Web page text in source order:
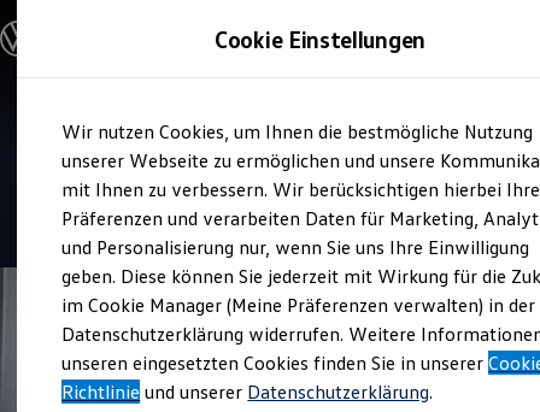
Hauptinhalt
springen
Footer
springen
Modelle & Konfigurator
Nutzfahrzeugkategorien entdecken
Modelle konfigurieren
Vorgängermodelle und Oldtimer
Vorgängermodelle
Oldtimer
Bulli Historie
Branchenlösungen & Gewerbekunden
Umbaulösungen und Hersteller finden
Auf- und Umbauten entdecken & konfigurieren
Groß- und Sonderkunden
Großkunden
Kommunen & Behörden
Journalisten
Sportvereine
Branchenlösungen
Verkauf und Service
Graf Hardenberg
4.6| 34 Bewertungen
Cookie Einstellungen
Wir nutzen Cookies, um Ihnen die bestmögliche Nutzung
unserer Webseite zu ermöglichen und unsere
mit Ihnen zu verbessern. Wir berücksichtigen hierbei Ihre
Präferenzen und verarbeiten Daten für Marketing,
und Personalisierung nur, wenn Sie uns Ihre Einwilligung
geben. Diese können Sie jederzeit mit Wirkung für die
im Cookie Manager (Meine Präferenzen verwalten) in der
Datenschutzerklärung widerrufen. Weitere
unseren eingesetzten Cookies finden Sie in unserer
Richtlinie und unserer Datenschutzerklärung.